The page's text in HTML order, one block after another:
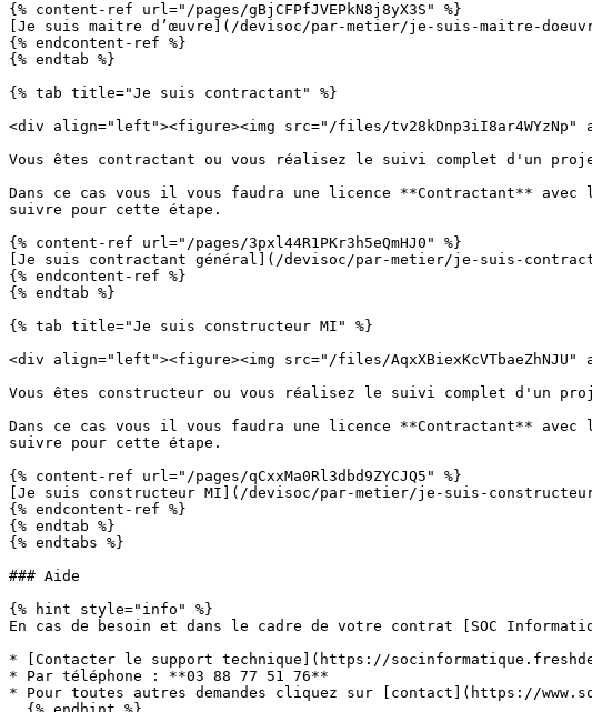
{% content-ref url="/pages/gBjCFPfJVEPkN8j8yX3S" %}
[Je suis maitre d’œuvre](/devisoc/par-metier/je-suis-maitre-
{% endcontent-ref %}
{% endtab %}
{% tab title="Je suis contractant" %}
<div align="left"><figure><img src="/files/
Vous êtes contractant ou vous réalisez le suivi complet d'un
Dans ce cas vous il vous faudra une licence **Contractant**
suivre pour cette étape.
{% content-ref url="/pages/3pxl44R1PKr3h5eQmHJ0" %}
[Je suis contractant général](/devisoc/par-metier/je-suis-
{% endcontent-ref %}
{% endtab %}
{% tab title="Je suis constructeur MI" %}
<div align="left"><figure><img src="/files/
Vous êtes constructeur ou vous réalisez le suivi complet d'un
Dans ce cas vous il vous faudra une licence **Contractant**
suivre pour cette étape.
{% content-ref url="/pages/qCxxMa0Rl3dbd9ZYCJQ5" %}
[Je suis constructeur MI](/devisoc/par-metier/je-suis-
{% endcontent-ref %}
{% endtab %}
{% endtabs %}
### Aide
{% hint style="info" %}
En cas de besoin et dans le cadre de votre contrat [SOC
* [Contacter le support technique](https://
* Par téléphone : **03 88 77 51 76**
* Pour toutes autres demandes cliquez sur [contact](https://